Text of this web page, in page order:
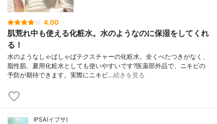
4.00
肌荒れ中も使える化粧水。水のようなのに保湿をしてくれ
る！
水のようなしゃばしゃばテクスチャーの化粧水。全くべたつきがなく、
脂性肌、夏用化粧水としても使いやすいです?医薬部外品で、ニキビの
予防が期待できます。実際にニキビ…続きを見る
IPSA(イプサ)